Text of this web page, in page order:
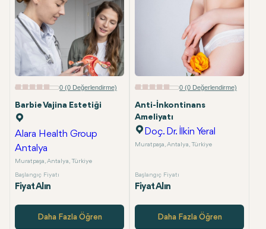
Facebook
Linkedin
WhatsApp
Telegram
0 (0 Değerlendirme)
Barbie Vajina Estetiği
Alara Health Group
Antalya
Muratpaşa, Antalya, Türkiye
Başlangıç Fiyatı
Fiyat Alın
Daha Fazla Öğren
0 (0 Değerlendirme)
Anti-İnkontinans
Ameliyatı
Doç. Dr. İlkin Yeral
Muratpaşa, Antalya, Türkiye
Başlangıç Fiyatı
Fiyat Alın
Daha Fazla Öğren